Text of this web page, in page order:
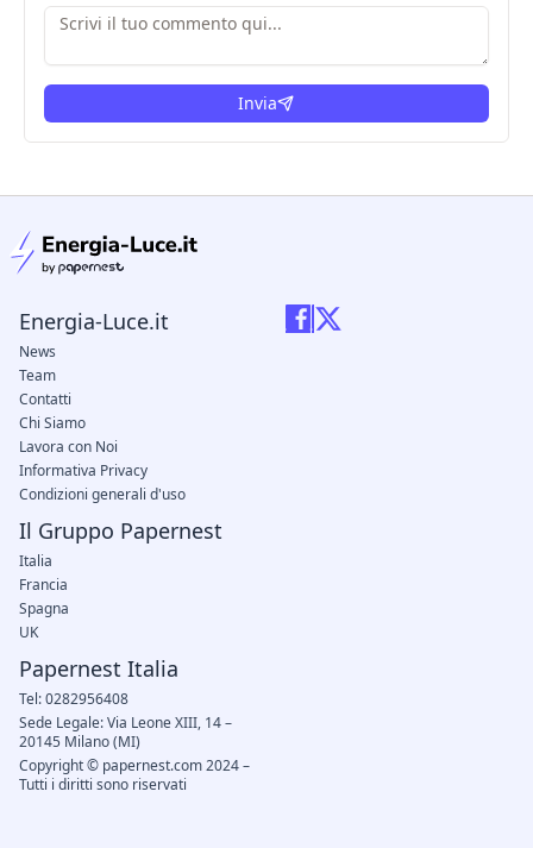
Invia
Energia-Luce.it
News
Team
Contatti
Chi Siamo
Lavora con Noi
Informativa Privacy
Condizioni generali d'uso
Il Gruppo Papernest
Italia
Francia
Spagna
UK
Papernest Italia
Tel: 0282956408
Sede Legale: Via Leone XIII, 14 –
20145 Milano (MI)
Copyright © papernest.com 2024 –
Tutti i diritti sono riservati